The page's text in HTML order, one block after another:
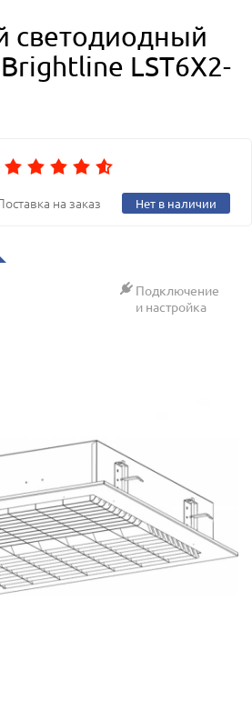
светодиодный
LST6X2-
на заказ Нет в наличии
Подключение
и настройка